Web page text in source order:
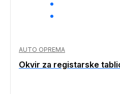
AUTO OPREMA
Okvir za registarske